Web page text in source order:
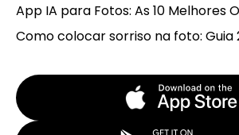
App IA para Fotos: As 10 Melhores
Como colocar sorriso na foto: Guia